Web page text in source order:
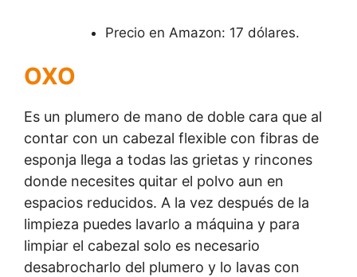
Precio en Amazon: 17 dólares.
OXO
Es un plumero de mano de doble cara que al
contar con un cabezal flexible con fibras de
esponja llega a todas las grietas y rincones
donde necesites quitar el polvo aun en
espacios reducidos. A la vez después de la
limpieza puedes lavarlo a máquina y para
limpiar el cabezal solo es necesario
desabrocharlo del plumero y lo lavas con